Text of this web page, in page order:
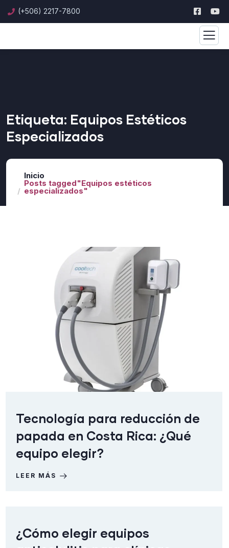
(+506) 2217-7800
Etiqueta: Equipos Estéticos
Especializados
Inicio
Posts tagged"Equipos estéticos
especializados"
Tecnología para reducción de
papada en Costa Rica: ¿Qué
equipo elegir?
LEER MÁS
¿Cómo elegir equipos